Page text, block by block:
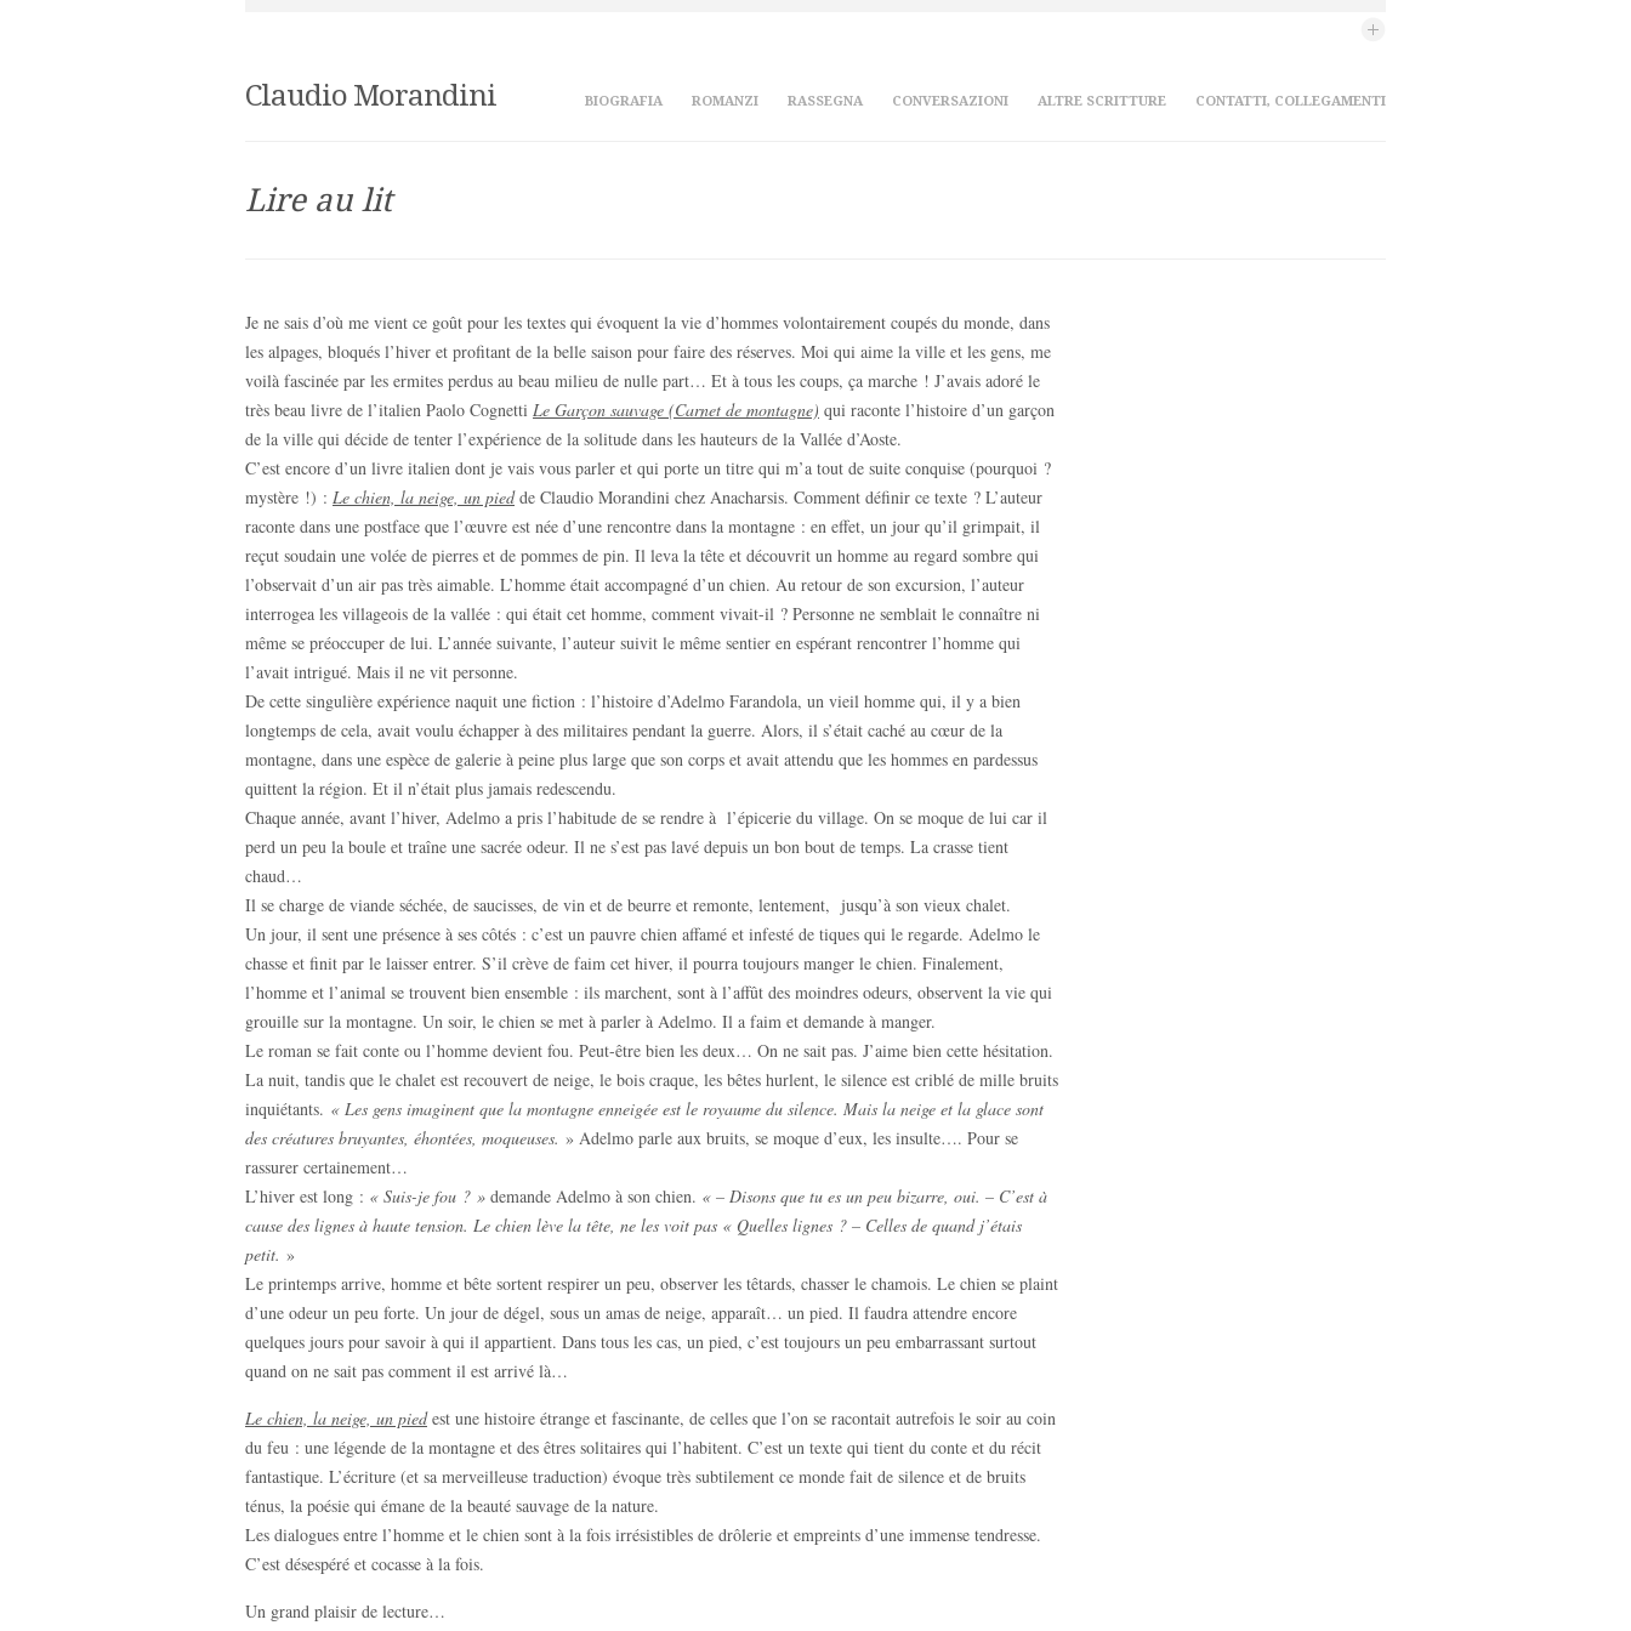
Claudio Morandini BIOGRAFIA ROMANZI RASSEGNA CONVERSAZIONI ALTRE SCRITTURE CONTATTI, COLLEGAMENTI
Lire au lit
Je ne sais d’où me vient ce goût pour les textes qui évoquent la vie d’hommes volontairement coupés du monde, dans
les alpages, bloqués l’hiver et profitant de la belle saison pour faire des réserves. Moi qui aime la ville et les gens, me
voilà fascinée par les ermites perdus au beau milieu de nulle part… Et à tous les coups, ça marche ! J’avais adoré le
très beau livre de l’italien Paolo Cognetti Le Garçon sauvage (Carnet de montagne) qui raconte l’histoire d’un garçon
de la ville qui décide de tenter l’expérience de la solitude dans les hauteurs de la Vallée d’Aoste.
C’est encore d’un livre italien dont je vais vous parler et qui porte un titre qui m’a tout de suite conquise (pourquoi ?
mystère !) : Le chien, la neige, un piedde Claudio Morandini chez Anacharsis. Comment définir ce texte ? L’auteur
raconte dans une postface que l’œuvre est née d’une rencontre dans la montagne : en effet, un jour qu’il grimpait, il
reçut soudain une volée de pierres et de pommes de pin. Il leva la tête et découvrit un homme au regard sombre qui
l’observait d’un air pas très aimable. L’homme était accompagné d’un chien. Au retour de son excursion, l’auteur
interrogea les villageois de la vallée : qui était cet homme, comment vivait-il ? Personne ne semblait le connaître ni
même se préoccuper de lui. L’année suivante, l’auteur suivit le même sentier en espérant rencontrer l’homme qui
l’avait intrigué. Mais il ne vit personne.
De cette singulière expérience naquit une fiction : l’histoire d’Adelmo Farandola, un vieil homme qui, il y a bien
longtemps de cela, avait voulu échapper à des militaires pendant la guerre. Alors, il s’était caché au cœur de la
montagne, dans une espèce de galerie à peine plus large que son corps et avait attendu que les hommes en pardessus
quittent la région. Et il n’était plus jamais redescendu.
Chaque année, avant l’hiver, Adelmo a pris l’habitude de se rendre à l’épicerie du village. On se moque de lui car il
perd un peu la boule et traîne une sacrée odeur. Il ne s’est pas lavé depuis un bon bout de temps. La crasse tient
chaud…
Il se charge de viande séchée, de saucisses, de vin et de beurre et remonte, lentement, jusqu’à son vieux chalet.
Un jour, il sent une présence à ses côtés : c’est un pauvre chien affamé et infesté de tiques qui le regarde. Adelmo le
chasse et finit par le laisser entrer. S’il crève de faim cet hiver, il pourra toujours manger le chien. Finalement,
l’homme et l’animal se trouvent bien ensemble : ils marchent, sont à l’affût des moindres odeurs, observent la vie qui
grouille sur la montagne. Un soir, le chien se met à parler à Adelmo. Il a faim et demande à manger.
Le roman se fait conte ou l’homme devient fou. Peut-être bien les deux… On ne sait pas. J’aime bien cette hésitation.
La nuit, tandis que le chalet est recouvert de neige, le bois craque, les bêtes hurlent, le silence est criblé de mille bruits
inquiétants. « Les gens imaginent que la montagne enneigée est le royaume du silence. Mais la neige et la glace sont
des créatures bruyantes, éhontées, moqueuses. » Adelmo parle aux bruits, se moque d’eux, les insulte…. Pour se
rassurer certainement…
L’hiver est long : « Suis-je fou ? » demande Adelmo à son chien. « – Disons que tu es un peu bizarre, oui. – C’est à
cause des lignes à haute tension. Le chien lève la tête, ne les voit pas « Quelles lignes ? – Celles de quand j’étais
petit. »
Le printemps arrive, homme et bête sortent respirer un peu, observer les têtards, chasser le chamois. Le chien se plaint
d’une odeur un peu forte. Un jour de dégel, sous un amas de neige, apparaît… un pied. Il faudra attendre encore
quelques jours pour savoir à qui il appartient. Dans tous les cas, un pied, c’est toujours un peu embarrassant surtout
quand on ne sait pas comment il est arrivé là…
Le chien, la neige, un piedest une histoire étrange et fascinante, de celles que l’on se racontait autrefois le soir au coin
du feu : une légende de la montagne et des êtres solitaires qui l’habitent. C’est un texte qui tient du conte et du récit
fantastique. L’écriture (et sa merveilleuse traduction) évoque très subtilement ce monde fait de silence et de bruits
ténus, la poésie qui émane de la beauté sauvage de la nature.
Les dialogues entre l’homme et le chien sont à la fois irrésistibles de drôlerie et empreints d’une immense tendresse.
C’est désespéré et cocasse à la fois.
Un grand plaisir de lecture…